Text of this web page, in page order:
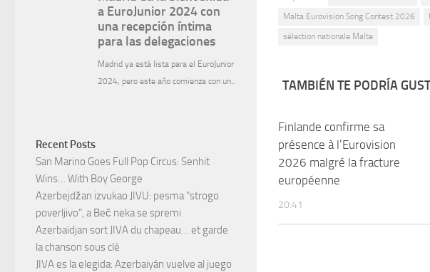
Malta Eurovision Song Contest 2026
sélection nationale Malte
TAMBIÉN TE PODRÍA
Finlande confirme sa
présence à l’Eurovision
2026 malgré la fracture
européenne
20:41
Recent Posts
San Marino Goes Full Pop Circus: Senhit
Wins… With Boy George
Azerbejdžan izvukao JIVU: pesma “strogo
poverljivo”, a Beč neka se spremi
Azerbaïdjan sort JIVA du chapeau… et garde
la chanson sous clé
JIVA es la elegida: Azerbaiyán vuelve al juego